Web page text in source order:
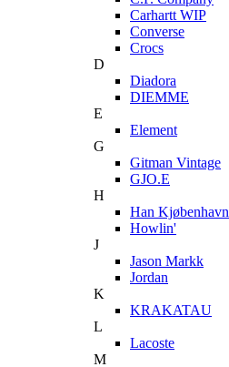
Carhartt WIP
Converse
Crocs
D
Diadora
DIEMME
E
Element
G
Gitman Vintage
GJO.E
H
Han Kjøbenhavn
Howlin'
J
Jason Markk
Jordan
K
KRAKATAU
L
Lacoste
M